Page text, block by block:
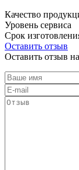
Качество
Уровень сервиса
Срок
Оставить отзыв
Оставить отзыв